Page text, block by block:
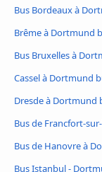
Bus Bordeaux à
Brême à Dortmund
Bus Bruxelles à
Cassel à Dortmund
Dresde à Dortmund
Bus de Francfort-
Bus de Hanovre à
Bus Istanbul -